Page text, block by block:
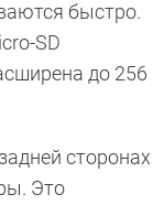
быстро.
SD
до 256
сторонах
Это